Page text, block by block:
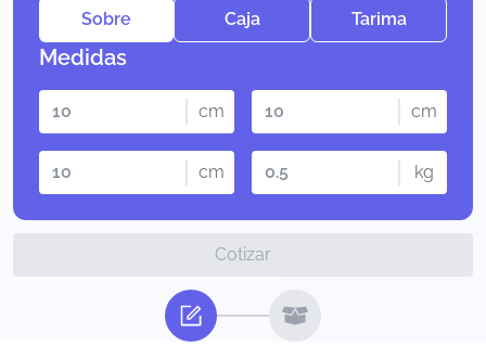
Sobre Caja Tarima
Medidas
cm cm
cm kg
Cotizar